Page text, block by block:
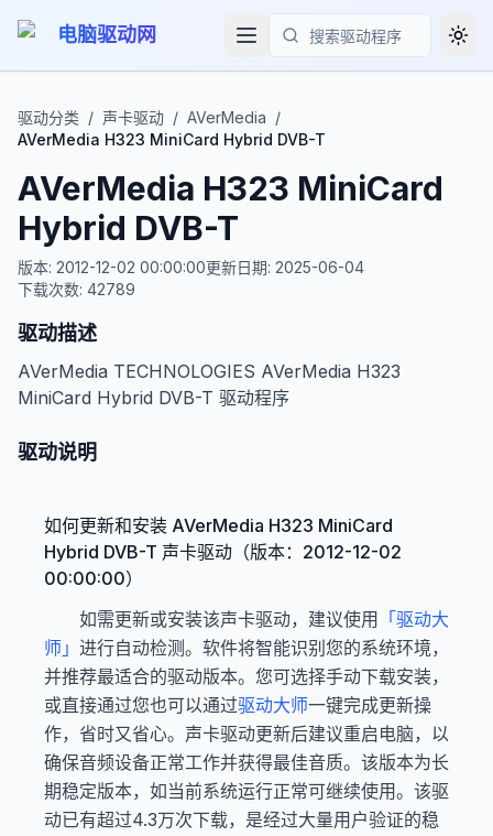
电脑驱动网
搜索
驱动分类 / 声卡驱动 / AVerMedia /
AVerMedia H323 MiniCard Hybrid DVB-T
AVerMedia H323 MiniCard
Hybrid DVB-T
版本: 2012-12-02 00:00:00更新日期: 2025-06-04
下载次数: 42789
驱动描述
AVerMedia TECHNOLOGIES AVerMedia H323
MiniCard Hybrid DVB-T 驱动程序
驱动说明
如何更新和安装 AVerMedia H323 MiniCard
Hybrid DVB-T 声卡驱动（版本：2012-12-02
00:00:00）
如需更新或安装该声卡驱动，建议使用
「驱动大
师」 进行自动检测。软件将智能识别您的系统环境，
并推荐最适合的驱动版本。您可选择手动下载安装，
或直接通过您也可以通过驱动大师一键完成更新操
作，省时又省心。声卡驱动更新后建议重启电脑，以
确保音频设备正常工作并获得最佳音质。该版本为长
期稳定版本，如当前系统运行正常可继续使用。该驱
动已有超过4.3万次下载，是经过大量用户验证的稳